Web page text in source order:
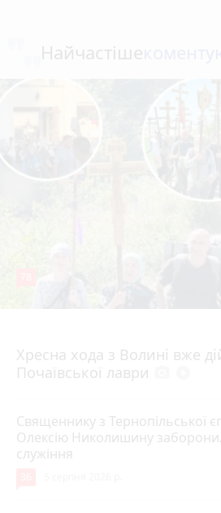
Найчастіше
Хресна хода з Волині вже
Почаївської лаври
Священнику з Тернопільської
Олексію Николишину
служіння